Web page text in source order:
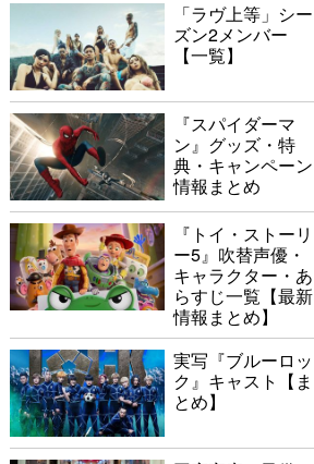
「ラヴ上等」シー
ズン2メンバー
【一覧】
『スパイダーマ
ン』グッズ・特
典・キャンペーン
情報まとめ
『トイ・ストーリ
ー5』吹替声優・
キャラクター・あ
らすじ一覧【最新
情報まとめ】
実写『ブルーロッ
ク』キャスト【ま
とめ】